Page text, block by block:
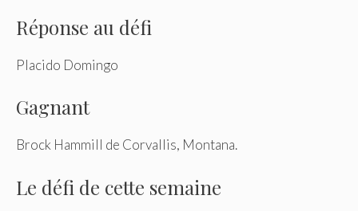
Réponse au défi
Placido Domingo
Gagnant
Brock Hammill de Corvallis, Montana.
Le défi de cette semaine